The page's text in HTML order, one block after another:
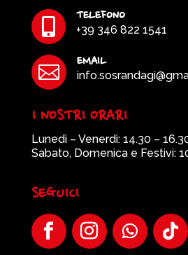
 TELEFONO
+39 346 822 1541
 EMAIL
I NOSTRI ORARI
Lunedì – Venerdì: 14.30 –
Sabato, Domenica e Festivi:
SEGUICI